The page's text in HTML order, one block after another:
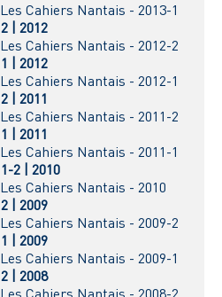
Les Cahiers Nantais - 2013-1
2 | 2012
Les Cahiers Nantais - 2012-2
1 | 2012
Les Cahiers Nantais - 2012-1
2 | 2011
Les Cahiers Nantais - 2011-2
1 | 2011
Les Cahiers Nantais - 2011-1
1-2 | 2010
Les Cahiers Nantais - 2010
2 | 2009
Les Cahiers Nantais - 2009-2
1 | 2009
Les Cahiers Nantais - 2009-1
2 | 2008